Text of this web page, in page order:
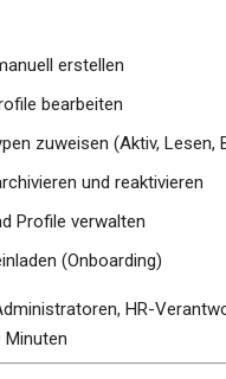
erstellen
bearbeiten
zuweisen (Aktiv, Lesen,
und reaktivieren
Profile verwalten
(Onboarding)
HR-
Minuten